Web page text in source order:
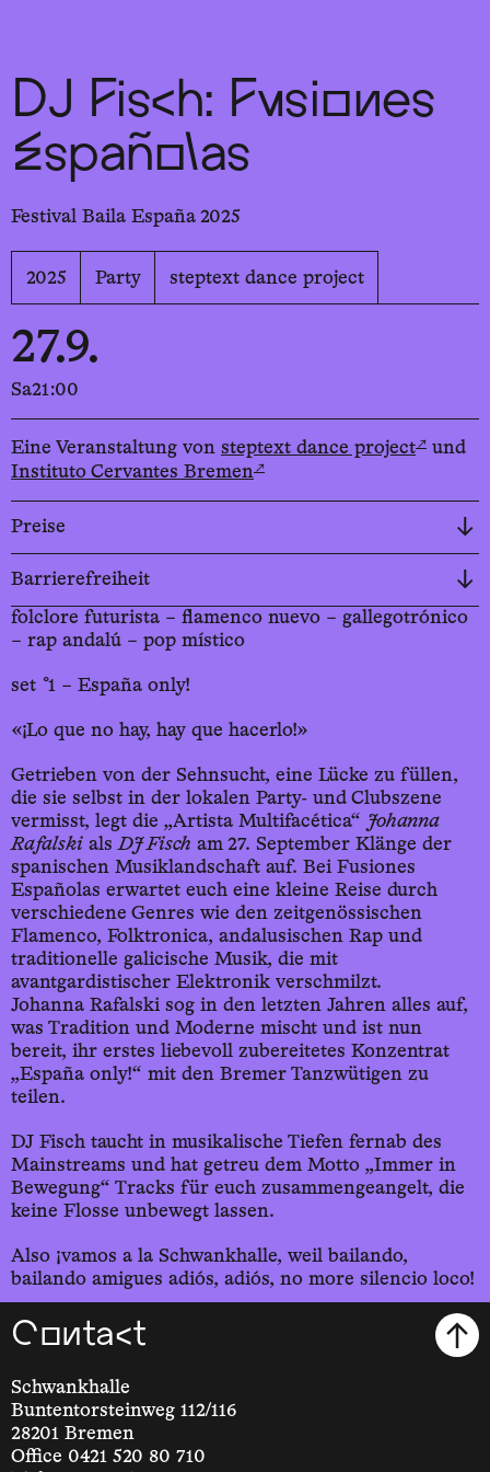
DJ Fisch: Fusiones
Españolas
Festival Baila España 2025
2025 Party steptext dance project
27.9.
Sa21:00
Eine Veranstaltung von steptext dance project↗ und
Instituto Cervantes Bremen ↗
Preise
Barrierefreiheit
folclore futurista – flamenco nuevo – gallegotrónico
– rap andalú – pop místico
set °1 – España only!
«¡Lo que no hay, hay que hacerlo!»
Getrieben von der Sehnsucht, eine Lücke zu füllen,
die sie selbst in der lokalen Party- und Clubszene
vermisst, legt die „Artista Multifacética“ Johanna
Rafalski als DJ Fisch am 27. September Klänge der
spanischen Musiklandschaft auf. Bei Fusiones
Españolas erwartet euch eine kleine Reise durch
verschiedene Genres wie den zeitgenössischen
Flamenco, Folktronica, andalusischen Rap und
traditionelle galicische Musik, die mit
avantgardistischer Elektronik verschmilzt.
Johanna Rafalski sog in den letzten Jahren alles auf,
was Tradition und Moderne mischt und ist nun
bereit, ihr erstes liebevoll zubereitetes Konzentrat
„España only!“ mit den Bremer Tanzwütigen zu
teilen.
DJ Fisch taucht in musikalische Tiefen fernab des
Mainstreams und hat getreu dem Motto „Immer in
Bewegung“ Tracks für euch zusammengeangelt, die
keine Flosse unbewegt lassen.
Also ¡vamos a la Schwankhalle, weil bailando,
bailando amigues adiós, adiós, no more silencio loco!
Contact
Schwankhalle
Buntentorsteinweg 112/116
28201 Bremen
Office 0421 520 80 710